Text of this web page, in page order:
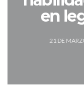
en
21 DE